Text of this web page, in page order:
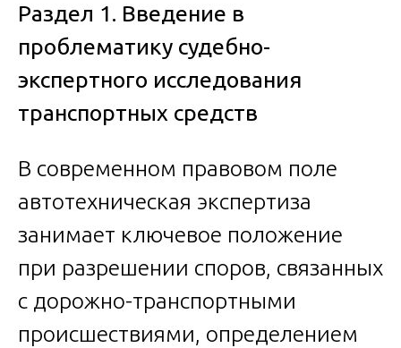
Раздел 1. Введение в
проблематику судебно-
экспертного исследования
транспортных средств
В современном правовом поле
автотехническая экспертиза
занимает ключевое положение
при разрешении споров, связанных
с дорожно-транспортными
происшествиями, определением